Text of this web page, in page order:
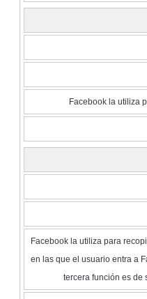
Facebook la utiliza
Facebook la utiliza para
en las que el usuario entra a
tercera función es de